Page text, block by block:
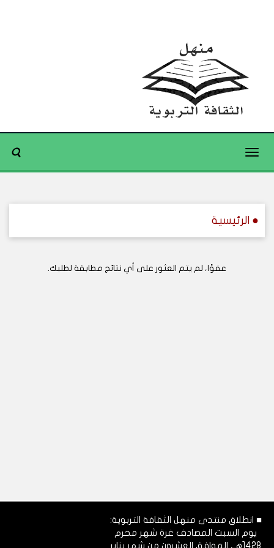
Toggle
● الرئيسية
عفوًا، لم يتم العثور على أي نتائج مطابقة لطلبك.
■ انطلاق منتدى منهل الثقافة التربوية:
يوم السبت المصادف غرة شهر محرم
1428هـ، الموافق العشرون من شهر يناير